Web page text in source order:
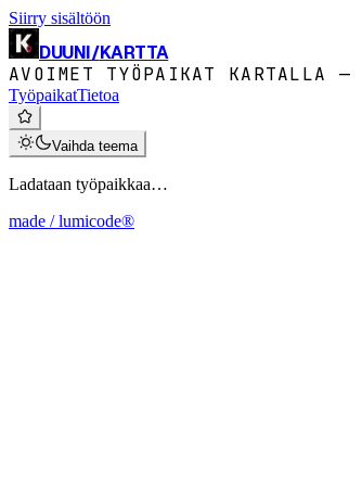
Siirry sisältöön
DUUNI/KARTTA
AVOIMET TYÖPAIKAT KARTALLA —
TyöpaikatTietoa
Vaihda teema
Ladataan työpaikkaa…
made / lumicode®